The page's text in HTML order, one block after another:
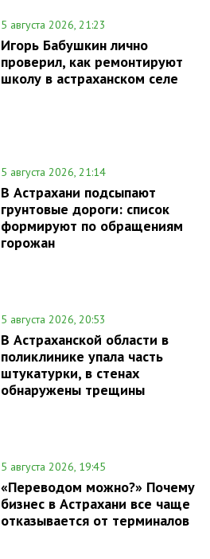
5 августа 2026, 21:23
Игорь Бабушкин лично
проверил, как ремонтируют
школу в астраханском селе
5 августа 2026, 21:14
В Астрахани подсыпают
грунтовые дороги: список
формируют по обращениям
горожан
5 августа 2026, 20:53
В Астраханской области в
поликлинике упала часть
штукатурки, в стенах
обнаружены трещины
5 августа 2026, 19:45
«Переводом можно?» Почему
бизнес в Астрахани все чаще
отказывается от терминалов